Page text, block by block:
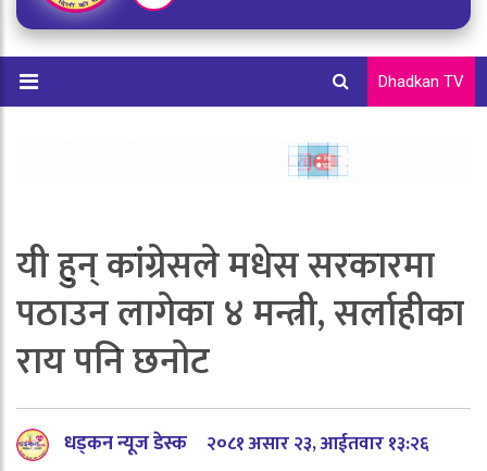
Dhadkan TV
यी हुन् कांग्रेसले मधेस सरकारमा
पठाउन लागेका ४ मन्त्री, सर्लाहीका
राय पनि छनोट
धड्कन न्यूज डेस्क २०८१ असार २३, आईतवार १३:२६